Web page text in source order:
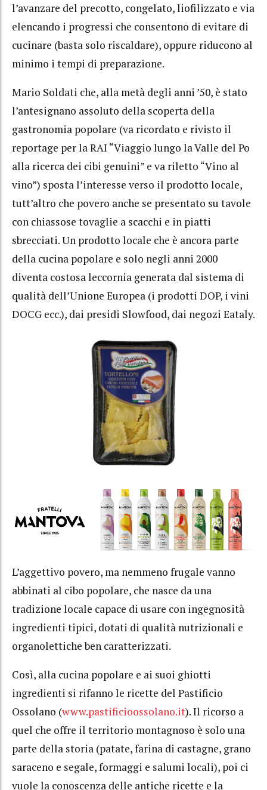
l’avanzare del precotto, congelato, liofilizzato e via
elencando i progressi che consentono di evitare di
cucinare (basta solo riscaldare), oppure riducono al
minimo i tempi di preparazione.
Mario Soldati che, alla metà degli anni ’50, è stato
l’antesignano assoluto della scoperta della
gastronomia popolare (va ricordato e rivisto il
reportage per la RAI “Viaggio lungo la Valle del Po
alla ricerca dei cibi genuini” e va riletto “Vino al
vino”) sposta l’interesse verso il prodotto locale,
tutt’altro che povero anche se presentato su tavole
con chiassose tovaglie a scacchi e in piatti
sbrecciati. Un prodotto locale che è ancora parte
della cucina popolare e solo negli anni 2000
diventa costosa leccornia generata dal sistema di
qualità dell’Unione Europea (i prodotti DOP, i vini
DOCG ecc.), dai presidi Slowfood, dai negozi Eataly.
L’aggettivo povero, ma nemmeno frugale vanno
abbinati al cibo popolare, che nasce da una
tradizione locale capace di usare con ingegnosità
ingredienti tipici, dotati di qualità nutrizionali e
organolettiche ben caratterizzati.
Così, alla cucina popolare e ai suoi ghiotti
ingredienti si rifanno le ricette del Pastificio
Ossolano (www.pastificioossolano.it). Il ricorso a
quel che offre il territorio montagnoso è solo una
parte della storia (patate, farina di castagne, grano
saraceno e segale, formaggi e salumi locali), poi ci
vuole la conoscenza delle antiche ricette e la